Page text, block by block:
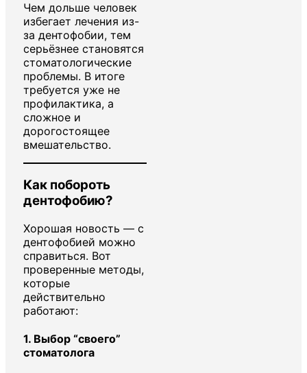
Чем дольше человек
избегает лечения из-
за дентофобии, тем
серьёзнее становятся
стоматологические
проблемы. В итоге
требуется уже не
профилактика, а
сложное и
дорогостоящее
вмешательство.
Как побороть
дентофобию?
Хорошая новость — с
дентофобией можно
справиться. Вот
проверенные методы,
которые
действительно
работают:
1. Выбор “своего”
стоматолога